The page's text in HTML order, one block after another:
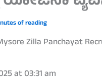
of reading
at 03:31 am